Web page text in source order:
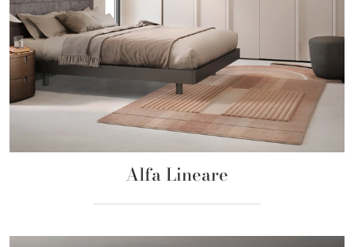
Alfa Lineare